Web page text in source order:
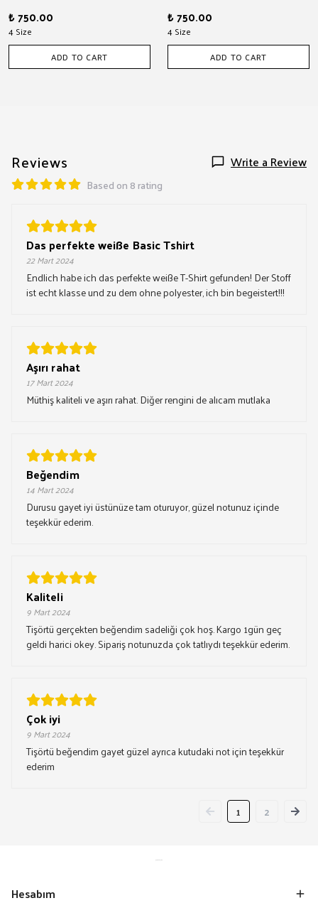
₺ 750.00
4 Size
ADD TO CART
₺ 750.00
4 Size
ADD TO CART
Reviews Write a Review
Based on 8 rating
Das perfekte weiße Basic Tshirt
22 Mart 2024
Endlich habe ich das perfekte weiße T-Shirt gefunden! Der Stoff
ist echt klasse und zu dem ohne polyester, ich bin begeistert!!!
Aşırı rahat
17 Mart 2024
Müthiş kaliteli ve aşırı rahat. Diğer rengini de alıcam mutlaka
Beğendim
14 Mart 2024
Durusu gayet iyi üstünüze tam oturuyor, güzel notunuz içinde
teşekkür ederim.
Kaliteli
9 Mart 2024
Tişörtü gerçekten beğendim sadeliği çok hoş. Kargo 1gün geç
geldi harici okey. Sipariş notunuzda çok tatlıydı teşekkür ederim.
Çok iyi
9 Mart 2024
Tişörtü beğendim gayet güzel ayrıca kutudaki not için teşekkür
ederim
1 2
Hesabım